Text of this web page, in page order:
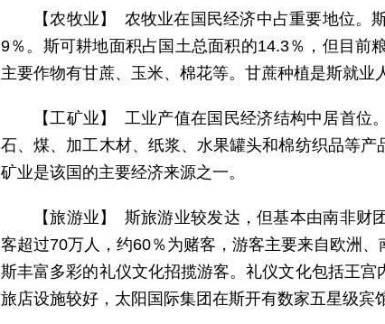
【农牧业】 农牧业在国民经济中占重要地位。
9％。斯可耕地面积占国土总面积的14.3％，但目前
主要作物有甘蔗、玉米、棉花等。甘蔗种植是斯就业
【工矿业】 工业产值在国民经济结构中居首
石、煤、加工木材、纸浆、水果罐头和棉纺织品等
矿业是该国的主要经济来源之一。
【旅游业】 斯旅游业较发达，但基本由南非
客超过70万人，约60％为赌客，游客主要来自欧洲
斯丰富多彩的礼仪文化招揽游客。礼仪文化包括王宫
旅店设施较好，太阳国际集团在斯开有数家五星级宾